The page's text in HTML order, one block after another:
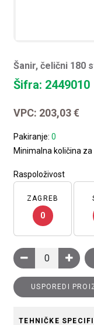
Šanir, čelični 180
Šifra: 2449010
VPC: 203,03€
Pakiranje:0
Minimalna količina za
Raspoloživost
ZAGREB
0
Šanir, čelični
USPOREDI
TEHNIČKE